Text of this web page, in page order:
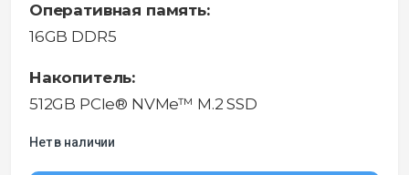
Оперативная память:
16GB DDR5
Накопитель:
512GB PCIe® NVMe™ M.2 SSD
Нет в наличии